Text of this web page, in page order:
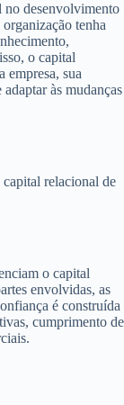
no desenvolvimento
tenha
o capital
empresa, sua
às mudanças
relacional de
o capital
envolvidas, as
é construída
cumprimento de